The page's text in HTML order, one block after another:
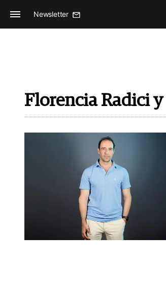
Newsletter
Florencia Radici